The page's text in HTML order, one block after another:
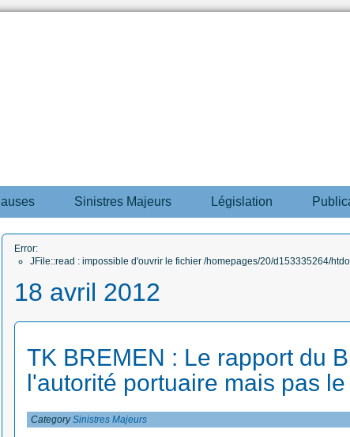
Sinistres Majeurs Législation
Error:
JFile::read : impossible d'ouvrir le fichier /homepages/20/d153335264/
18 avril 2012
TK BREMEN : Le rapport du
l'autorité portuaire mais pas
CategorySinistres Majeurs